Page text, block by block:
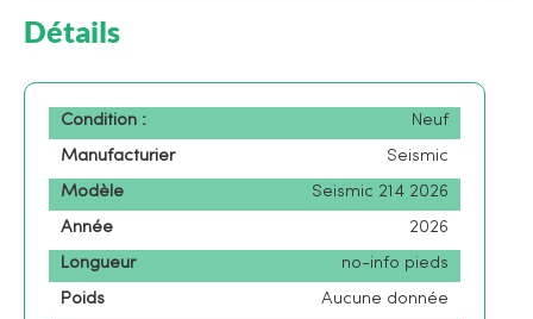
Détails
Condition :
Neuf
Manufacturier
Seismic
Modèle
Seismic 214 2026
Année
2026
Longueur
no-info pieds
Poids
Aucune donnée